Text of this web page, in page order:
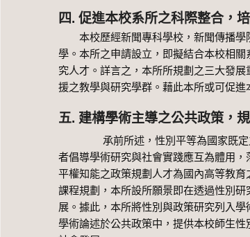
四. 促進本校系所之科際整合，
本校歷經新聞專科學校，新聞傳播學
學。本所之申請設立，即擬結合本校相
究人才。詳言之，本所所規劃之三大發
援之教學與研究學群。藉此本所或可促
五. 建構學術主導之公共政策，
承前所述，性別平等為國家既定之發
者倡導學術研究與社會實踐應互為體用
平權知能之政策規劃人才為國內高等教
課程規劃，本所設所願景即在透過性別
展。據此，本所將性別與政策研究列入
學術論述於公共政策中，提供本校師生